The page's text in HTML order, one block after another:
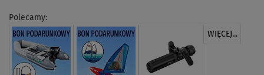
Polecamy:
WIĘCEJ...